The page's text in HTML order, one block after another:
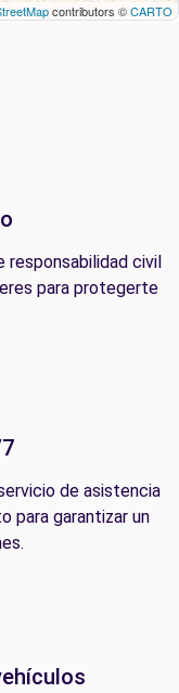
contributors ©CARTO
responsabilidad civil
para protegerte
de asistencia
para garantizar un